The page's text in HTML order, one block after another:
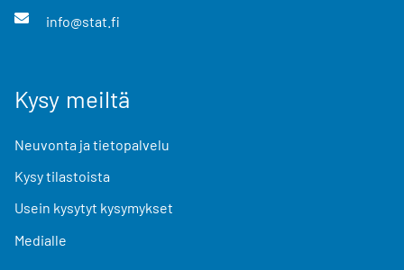
info@stat.fi
Kysy meiltä
Neuvonta ja tietopalvelu
Kysy tilastoista
Usein kysytyt kysymykset
Medialle